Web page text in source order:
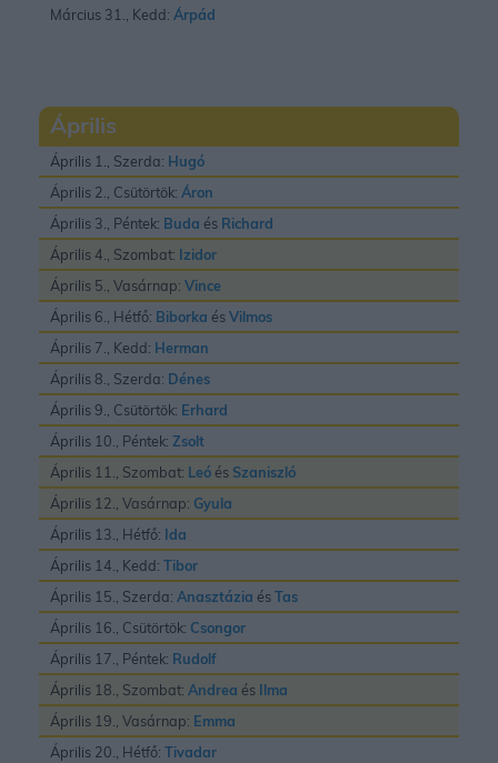
Március 31., Kedd: Árpád
Április
Április 1., Szerda: Hugó
Április 2., Csütörtök: Áron
Április 3., Péntek: Buda és Richard
Április 4., Szombat: Izidor
Április 5., Vasárnap: Vince
Április 6., Hétfő: Biborka ésVilmos
Április 7., Kedd: Herman
Április 8., Szerda: Dénes
Április 9., Csütörtök: Erhard
Április 10., Péntek: Zsolt
Április 11., Szombat: Leó és Szaniszló
Április 12., Vasárnap: Gyula
Április 13., Hétfő: Ida
Április 14., Kedd: Tibor
Április 15., Szerda: Anasztázia ésTas
Április 16., Csütörtök: Csongor
Április 17., Péntek: Rudolf
Április 18., Szombat: Andrea és Ilma
Április 19., Vasárnap: Emma
Április 20., Hétfő: Tivadar